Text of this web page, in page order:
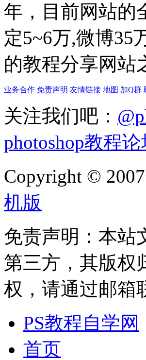
年，目前网站的
定5~6万,微博35
的教程分享网站
业务合作 免责声明 友情链接 地图 加Q群
关注我们吧：
photoshop教程论
Copyright ©
机版
免责声明：本站
第三方，其版权
权，请通过邮箱
PS教程自学网
首页